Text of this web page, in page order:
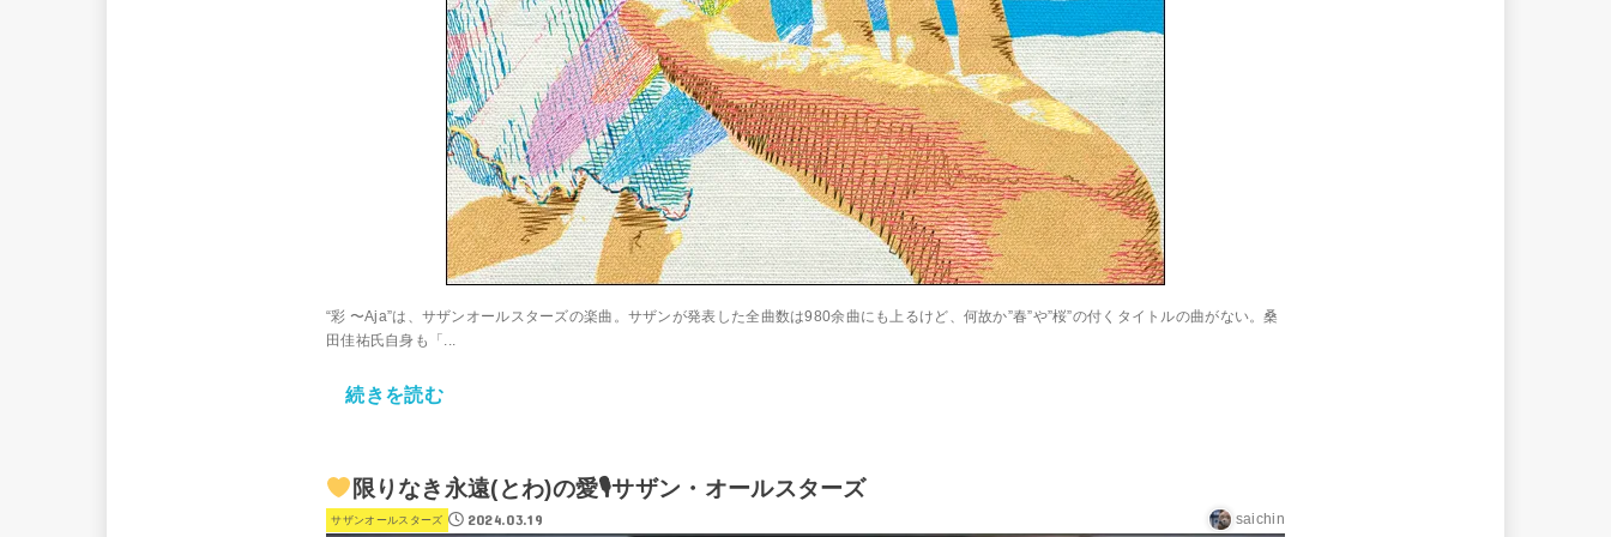
“彩 〜Aja”は、サザンオールスターズの楽曲。サザンが発表した全曲数は980余曲にも上るけど、何故か”春”や”桜”の付くタイトルの曲がない。桑
田佳祐氏自身も「...
続きを読む
限りなき永遠(とわ)の愛🎙サザン・オールスターズ
サザンオールスターズ 2024.03.19 saichin